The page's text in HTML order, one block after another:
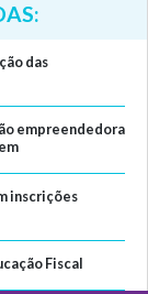
das
empreendedora
inscrições
Fiscal